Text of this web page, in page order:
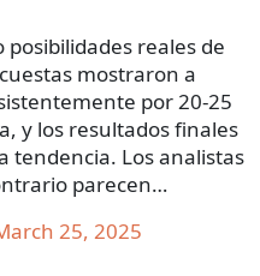
posibilidades reales de
mostraron a
por 20-25
y los resultados finales
tendencia. Los analistas
parecen…
25, 2025